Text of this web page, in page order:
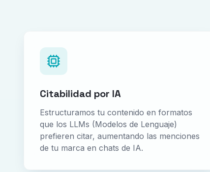
Citabilidad por IA
Estructuramos tu contenido en formatos
que los LLMs (Modelos de Lenguaje)
prefieren citar, aumentando las menciones
de tu marca en chats de IA.